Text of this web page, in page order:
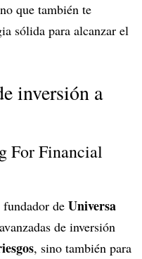
que también te
sólida para alcanzar el
inversión a
For Financial
fundador de Universa
de inversión
, sino también para